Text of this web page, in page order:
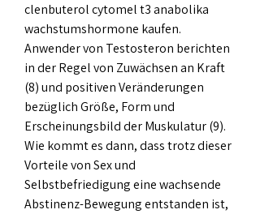
clenbuterol cytomel t3 anabolika
wachstumshormone kaufen.
Anwender von Testosteron berichten
in der Regel von Zuwächsen an Kraft
(8) und positiven Veränderungen
bezüglich Größe, Form und
Erscheinungsbild der Muskulatur (9).
Wie kommt es dann, dass trotz dieser
Vorteile von Sex und
Selbstbefriedigung eine wachsende
Abstinenz-Bewegung entstanden ist,